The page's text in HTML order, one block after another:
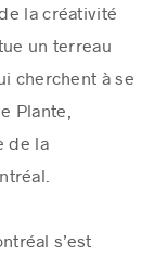
la créativité
un terreau
cherchent à se
Plante,
de la
s’est